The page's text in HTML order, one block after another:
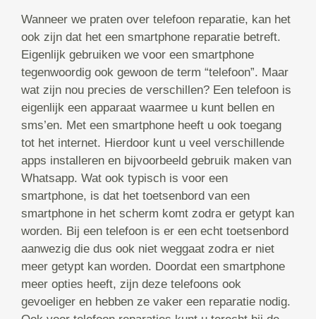
Wanneer we praten over telefoon reparatie, kan het
ook zijn dat het een smartphone reparatie betreft.
Eigenlijk gebruiken we voor een smartphone
tegenwoordig ook gewoon de term “telefoon”. Maar
wat zijn nou precies de verschillen? Een telefoon is
eigenlijk een apparaat waarmee u kunt bellen en
sms’en. Met een smartphone heeft u ook toegang
tot het internet. Hierdoor kunt u veel verschillende
apps installeren en bijvoorbeeld gebruik maken van
Whatsapp. Wat ook typisch is voor een
smartphone, is dat het toetsenbord van een
smartphone in het scherm komt zodra er getypt kan
worden. Bij een telefoon is er een echt toetsenbord
aanwezig die dus ook niet weggaat zodra er niet
meer getypt kan worden. Doordat een smartphone
meer opties heeft, zijn deze telefoons ook
gevoeliger en hebben ze vaker een reparatie nodig.